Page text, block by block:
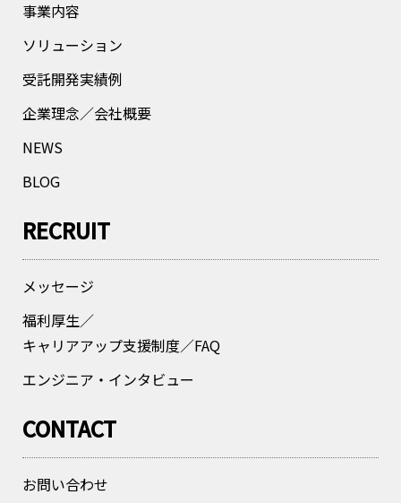
事業内容
ソリューション
受託開発実績例
企業理念／会社概要
NEWS
BLOG
RECRUIT
メッセージ
福利厚生／
キャリアアップ支援制度／FAQ
エンジニア・インタビュー
CONTACT
お問い合わせ